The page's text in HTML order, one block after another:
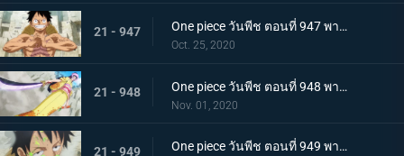
21 - 947 One piece วันพีช ตอนที่ 947 พากย์ไทย อาวุธทรงอานุภาพ! กระสุนโรคระบาดที่เล็งไปที่ลูฟี่
Oct. 25, 2020
21 - 948 One piece วันพีช ตอนที่ 948 พากย์ไทย เปิดฉากโต้กลับ! ลูฟี่และเหล่าซามูไรฝักดาบแดง!
Nov. 01, 2020
21 - 949 One piece วันพีช ตอนที่ 949 พากย์ไทย มาเพื่อชนะ! เสียงร้องที่สิ้นหวังของลูฟี่